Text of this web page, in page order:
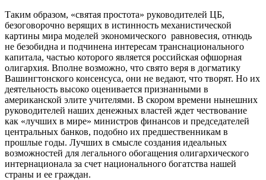
Таким образом, «святая простота» руководителей ЦБ,
безоговорочно верящих в истинность механистической
картины мира моделей экономического равновесия, отнюдь
не безобидна и подчинена интересам транснационального
капитала, частью которого является российская офшорная
олигархия. Вполне возможно, что свято веря в догматику
Вашингтонского консенсуса, они не ведают, что творят. Но их
деятельность высоко оценивается признанными в
американской элите учителями. В скором времени нынешних
руководителей наших денежных властей ждет чествование
как «лучших в мире» министров финансов и председателей
центральных банков, подобно их предшественникам в
прошлые годы. Лучших в смысле создания идеальных
возможностей для легального обогащения олигархического
интернационала за счет национального богатства нашей
страны и ее граждан.